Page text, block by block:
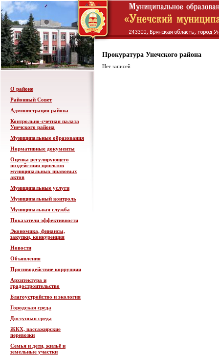
О районе
Районный Совет
Администрация района
Контрольно-счетная палата
Унечского района
Муниципальные образования
Нормативные документы
Оценка регулирующего
воздействия проектов
муниципальных правовых
актов
Муниципальные услуги
Муниципальный контроль
Муниципальная служба
Показатели эффективности
Экономика, финансы,
закупки, конкуренция
Новости
Объявления
Противодействие коррупции
Архитектура и
градостроительство
Благоустройство и экология
Городская среда
Доступная среда
ЖКХ, пассажирские
перевозки
Семья и дети, жильё и
земельные участки
Прокуратура Унечского района
Нет записей